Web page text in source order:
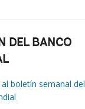
DEL BANCO
al boletín semanal del